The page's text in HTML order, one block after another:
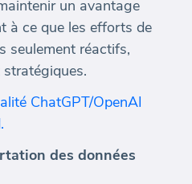
un avantage
à ce que les efforts de
seulement réactifs,
ChatGPT/OpenAI
des données